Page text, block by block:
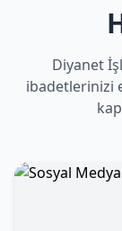
Diyanet
ibadetlerinizi